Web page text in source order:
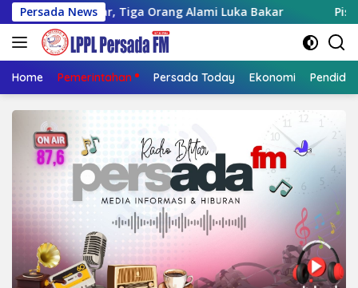
Langsung
ke
konten
Persada News
Tiga Orang Alami Luka Bakar Pisowanan
Home Pemerintahan Persada Today Ekonomi